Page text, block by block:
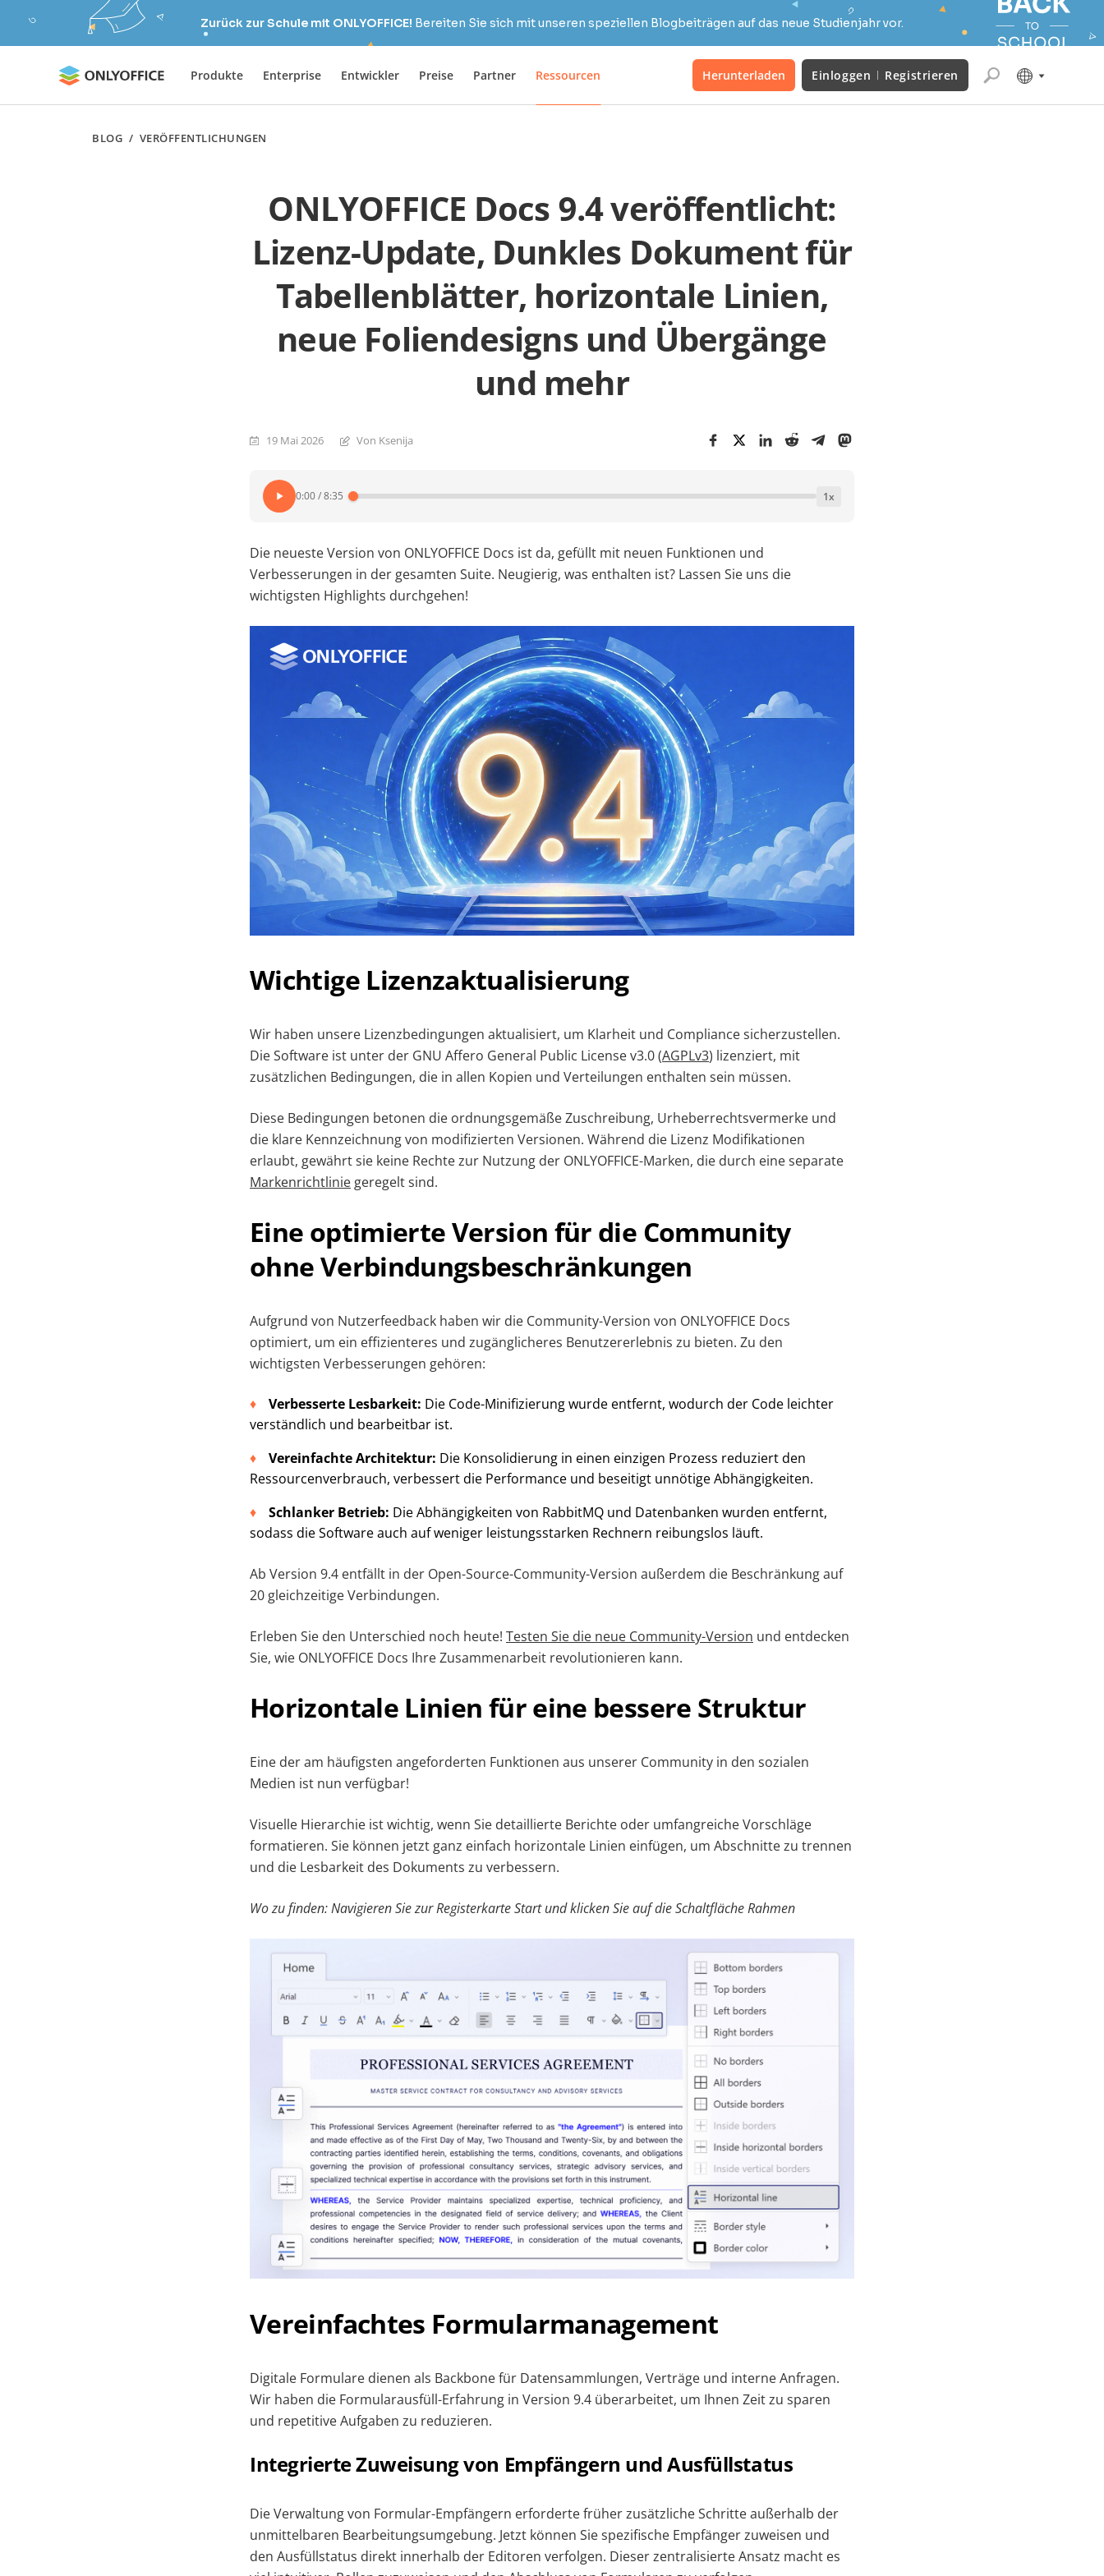
Zurück zur Schule mit ONLYOFFICE! Bereiten Sie sich mit unseren speziellen Blogbeiträgen auf das neue Studienjahr vor.
Produkte Enterprise Entwickler Preise Partner Ressourcen Herunterladen Einloggen Registrieren
BLOG / VERÖFFENTLICHUNGEN
ONLYOFFICE Docs 9.4 veröffentlicht:
Lizenz-Update, Dunkles Dokument für
Tabellenblätter, horizontale Linien,
neue Foliendesigns und Übergänge
und mehr
19 Mai 2026 Von Ksenija
0:00/8:35 1x
Die neueste Version von ONLYOFFICE Docs ist da, gefüllt mit neuen Funktionen und
Verbesserungen in der gesamten Suite. Neugierig, was enthalten ist? Lassen Sie uns die
wichtigsten Highlights durchgehen!
Wichtige Lizenzaktualisierung
Wir haben unsere Lizenzbedingungen aktualisiert, um Klarheit und Compliance sicherzustellen.
Die Software ist unter der GNU Affero General Public License v3.0 (AGPLv3) lizenziert, mit
zusätzlichen Bedingungen, die in allen Kopien und Verteilungen enthalten sein müssen.
Diese Bedingungen betonen die ordnungsgemäße Zuschreibung, Urheberrechtsvermerke und
die klare Kennzeichnung von modifizierten Versionen. Während die Lizenz Modifikationen
erlaubt, gewährt sie keine Rechte zur Nutzung der ONLYOFFICE-Marken, die durch eine separate
Markenrichtliniegeregelt sind.
Eine optimierte Version für die Community
ohne Verbindungsbeschränkungen
Aufgrund von Nutzerfeedback haben wir die Community-Version von ONLYOFFICE Docs
optimiert, um ein effizienteres und zugänglicheres Benutzererlebnis zu bieten. Zu den
wichtigsten Verbesserungen gehören:
Verbesserte Lesbarkeit: Die Code-Minifizierung wurde entfernt, wodurch der Code leichter
verständlich und bearbeitbar ist.
Vereinfachte Architektur: Die Konsolidierung in einen einzigen Prozess reduziert den
Ressourcenverbrauch, verbessert die Performance und beseitigt unnötige Abhängigkeiten.
Schlanker Betrieb: Die Abhängigkeiten von RabbitMQ und Datenbanken wurden entfernt,
sodass die Software auch auf weniger leistungsstarken Rechnern reibungslos läuft.
Ab Version 9.4 entfällt in der Open-Source-Community-Version außerdem die Beschränkung auf
20 gleichzeitige Verbindungen.
Erleben Sie den Unterschied noch heute! Testen Sie die neue Community-Version und entdecken
Sie, wie ONLYOFFICE Docs Ihre Zusammenarbeit revolutionieren kann.
Horizontale Linien für eine bessere Struktur
Eine der am häufigsten angeforderten Funktionen aus unserer Community in den sozialen
Medien ist nun verfügbar!
Visuelle Hierarchie ist wichtig, wenn Sie detaillierte Berichte oder umfangreiche Vorschläge
formatieren. Sie können jetzt ganz einfach horizontale Linien einfügen, um Abschnitte zu trennen
und die Lesbarkeit des Dokuments zu verbessern.
Wo zu finden: Navigieren Sie zur Registerkarte Start und klicken Sie auf die Schaltfläche Rahmen
Vereinfachtes Formularmanagement
Digitale Formulare dienen als Backbone für Datensammlungen, Verträge und interne Anfragen.
Wir haben die Formularausfüll-Erfahrung in Version 9.4 überarbeitet, um Ihnen Zeit zu sparen
und repetitive Aufgaben zu reduzieren.
Integrierte Zuweisung von Empfängern und Ausfüllstatus
Die Verwaltung von Formular-Empfängern erforderte früher zusätzliche Schritte außerhalb der
unmittelbaren Bearbeitungsumgebung. Jetzt können Sie spezifische Empfänger zuweisen und
den Ausfüllstatus direkt innerhalb der Editoren verfolgen. Dieser zentralisierte Ansatz macht es